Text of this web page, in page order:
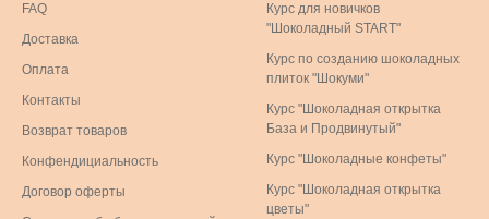
FAQ
Доставка
Оплата
Контакты
Возврат товаров
Конфендициальность
Договор оферты
Курс для новичков
"Шоколадный START"
Курс по созданию шоколадных
плиток "Шокуми"
Курс "Шоколадная открытка
База и Продвинутый"
Курс "Шоколадные конфеты"
Курс "Шоколадная открытка
цветы"